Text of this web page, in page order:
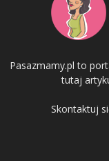
Pasazmamy.pl to
tutaj
Skontaktuj